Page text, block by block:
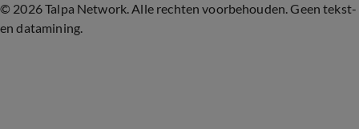
© 2026 Talpa Network. Alle rechten voorbehouden. Geen tekst-
en datamining.